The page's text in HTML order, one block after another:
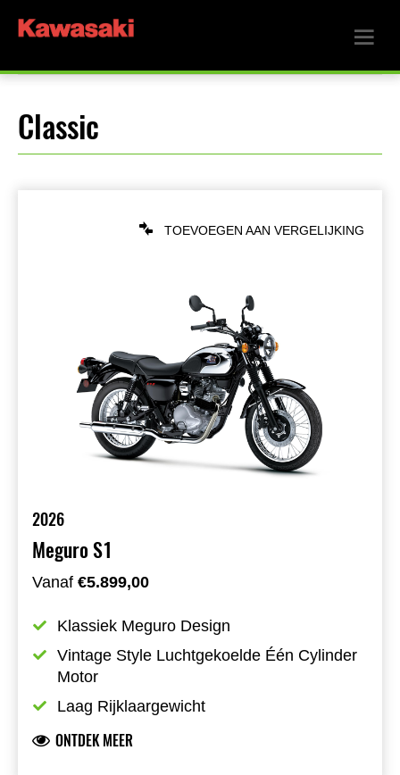
Classic
TOEVOEGEN AAN VERGELIJKING
2026
Meguro S1
Vanaf €5.899,00
Klassiek Meguro Design
Vintage Style Luchtgekoelde Één Cylinder
Motor
Laag Rijklaargewicht
ONTDEK MEER